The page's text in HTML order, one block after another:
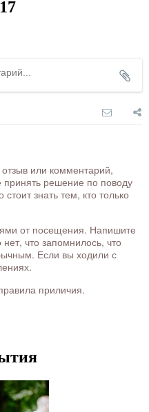
или комментарий,
решение по поводу
знать тем, кто только
от посещения. Напишите
что запомнилось, что
Если вы ходили с
приличия.